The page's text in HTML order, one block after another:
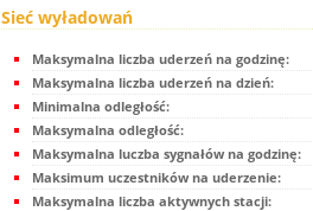
Sieć wyładowań
Maksymalna liczba uderzeń na godzinę:
Maksymalna liczba uderzeń na dzień:
Minimalna odległość:
Maksymalna odległość:
Maksymalna luczba sygnałów na godzinę:
Maksimum uczestników na uderzenie:
Maksymalna liczba aktywnych stacji: